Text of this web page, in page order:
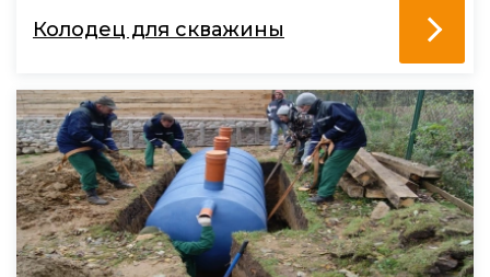
Колодец для скважины